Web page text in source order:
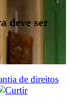
deve ser
de direitos